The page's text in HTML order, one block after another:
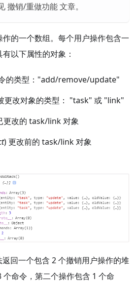
撤销/重做功能文章。
的一个数组。每个用户操作包含一
以下属性的对象：
的类型："add/remove/update"
更改对象的类型： "task" 或 "link"
更改的 task/link 对象
) 更改前的 task/link 对象
返回一个包含 2 个撤销用户操作的堆
命令，第二个操作包含 1 个命